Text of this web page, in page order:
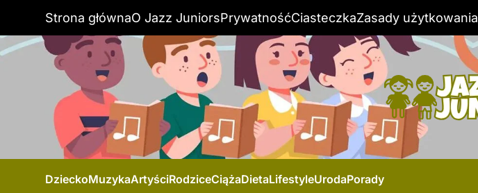
Strona głównaO Jazz JuniorsPrywatnośćCiasteczkaZasady użytkowania
DzieckoMuzykaArtyściRodziceCiążaDietaLifestyleUrodaPorady